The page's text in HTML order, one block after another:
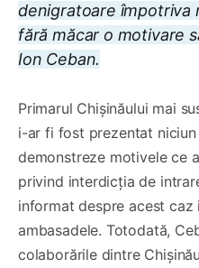
denigratoare împotriva
fără măcar o motivare
Ion Ceban.
Primarul Chișinăului mai
i-ar fi fost prezentat
demonstreze motivele ce
privind interdicția de
informat despre acest
ambasadele. Totodată,
colaborările dintre